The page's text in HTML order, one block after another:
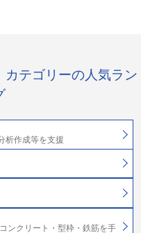
カテゴリーの人気ラン
析作成等を支援
ンクリート・型枠・鉄筋を手